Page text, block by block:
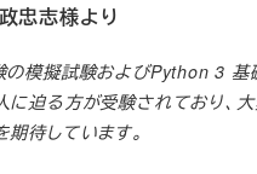
忠志様より
の模擬試験およびPython 3
迫る方が受験されており、
待しています。